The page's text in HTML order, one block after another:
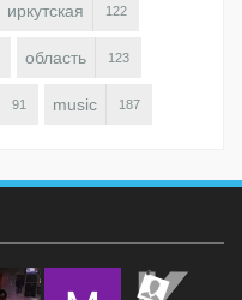
иркутская 122
область 123
91 music 187